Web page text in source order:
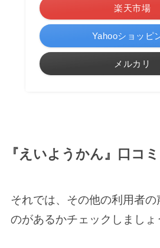
楽天市場
Yahooショッピ
メルカリ
『えいようかん』口コ
それでは、その他の利用者の
のがあるかチェックしましょ